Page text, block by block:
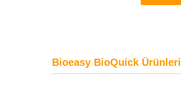
Bioeasy BioQuick Ürünleri